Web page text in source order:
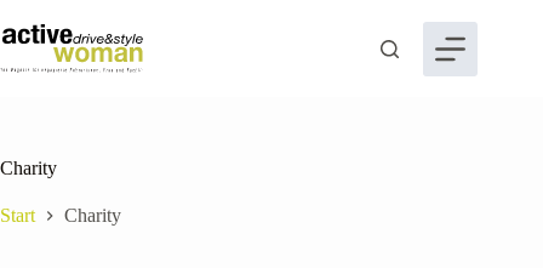
Inhalt
springen
Charity
Start Charity